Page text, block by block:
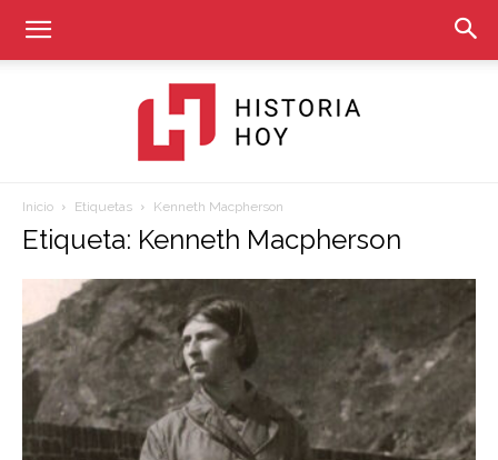
Historia
Inicio Etiquetas Kenneth Macpherson
Etiqueta: Kenneth Macpherson